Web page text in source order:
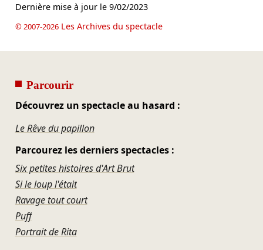
Dernière mise à jour le 9/02/2023
© 2007-2026Les Archives du spectacle
Parcourir
Découvrez un spectacle au hasard :
Le Rêve du papillon
Parcourez les derniers spectacles :
Six petites histoires d'Art Brut
Si le loup l'était
Ravage tout court
Puff
Portrait de Rita